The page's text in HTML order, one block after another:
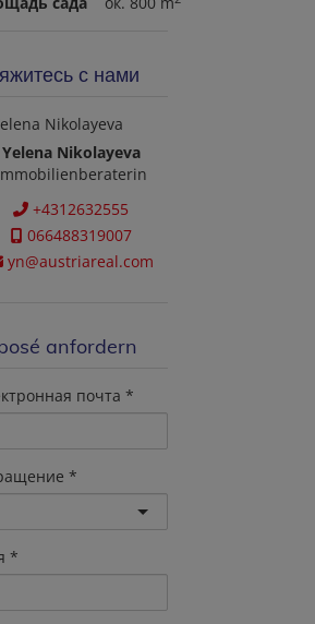
с нами
Yelena Nikolayeva
+4312632555
066488319007
yn@austriareal.com
anfordern
почта